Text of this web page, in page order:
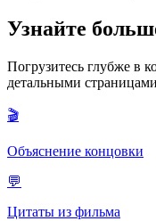
Узнайте
Погрузитесь глубже в
детальными
🎬
Объяснение концовки
💬
Цитаты из фильма